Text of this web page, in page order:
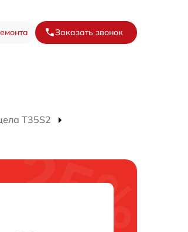
Заказать звонок
T35S2